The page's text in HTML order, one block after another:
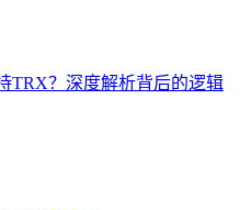
TRX？深度解析背后的逻辑